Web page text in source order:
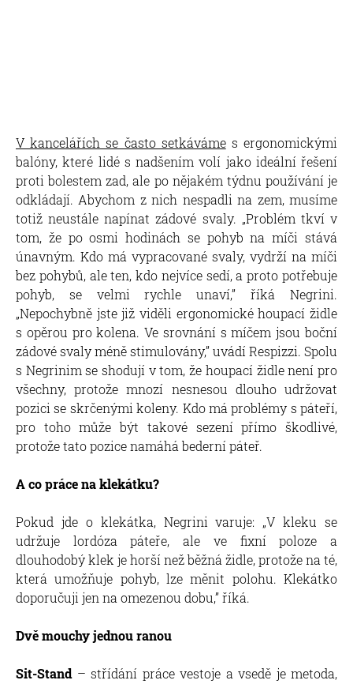
V kancelářích se často setkávámes ergonomickými
balóny, které lidé s nadšením volí jako ideální řešení
proti bolestem zad, ale po nějakém týdnu používání je
odkládají. Abychom z nich nespadli na zem, musíme
totiž neustále napínat zádové svaly. „Problém tkví v
tom, že po osmi hodinách se pohyb na míči stává
únavným. Kdo má vypracované svaly, vydrží na míči
bez pohybů, ale ten, kdo nejvíce sedí, a proto potřebuje
pohyb, se velmi rychle unaví,” říká Negrini.
„Nepochybně jste již viděli ergonomické houpací židle
s opěrou pro kolena. Ve srovnání s míčem jsou boční
zádové svaly méně stimulovány,” uvádí Respizzi. Spolu
s Negrinim se shodují v tom, že houpací židle není pro
všechny, protože mnozí nesnesou dlouho udržovat
pozici se skrčenými koleny. Kdo má problémy s páteří,
pro toho může být takové sezení přímo škodlivé,
protože tato pozice namáhá bederní páteř.
A co práce na klekátku?
Pokud jde o klekátka, Negrini varuje: „V kleku se
udržuje lordóza páteře, ale ve fixní poloze a
dlouhodobý klek je horší než běžná židle, protože na té,
která umožňuje pohyb, lze měnit polohu. Klekátko
doporučuji jen na omezenou dobu,” říká.
Dvě mouchy jednou ranou
Sit-Stand– střídání práce vestoje a vsedě je metoda,